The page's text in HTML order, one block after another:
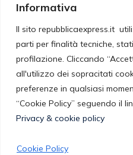
Informativa
Il sito repubblicaexpress.it
parti per finalità tecniche,
profilazione. Cliccando
all'utilizzo dei sopracitati
preferenze in qualsiasi
“Cookie Policy” seguendo il
Privacy & cookie policy
Cookie Policy